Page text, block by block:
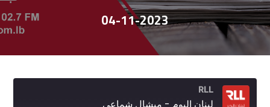
04-11-2023
RLL